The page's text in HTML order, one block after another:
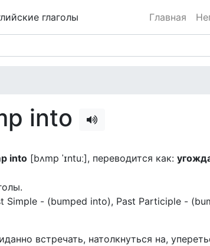
глаголы Главная
into
into [bʌmp ˈɪntuː], переводится как:
Simple - (bumped into), Past Participle -
встречать, натолкнуться на,